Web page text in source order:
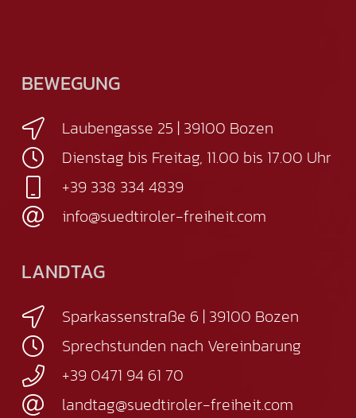
BEWEGUNG
Laubengasse 25 | 39100 Bozen
Dienstag bis Freitag, 11.00 bis 17.00 Uhr
+39 338 334 4839
info@suedtiroler-freiheit.com
LANDTAG
Sparkassenstraße 6 | 39100 Bozen
Sprechstunden nach Vereinbarung
+39 0471 94 61 70
landtag@suedtiroler-freiheit.com